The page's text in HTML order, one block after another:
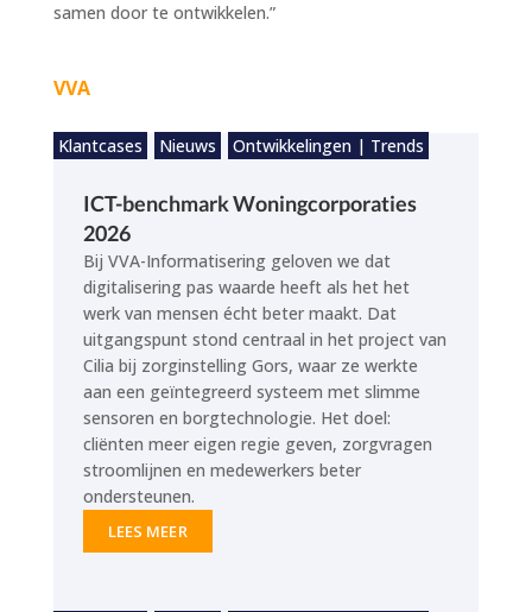
samen door te ontwikkelen.”
VVA
Klantcases Nieuws Ontwikkelingen | Trends
ICT-benchmark Woningcorporaties
2026
Bij VVA-Informatisering geloven we dat
digitalisering pas waarde heeft als het het
werk van mensen écht beter maakt. Dat
uitgangspunt stond centraal in het project van
Cilia bij zorginstelling Gors, waar ze werkte
aan een geïntegreerd systeem met slimme
sensoren en borgtechnologie. Het doel:
cliënten meer eigen regie geven, zorgvragen
stroomlijnen en medewerkers beter
ondersteunen.
LEES MEER